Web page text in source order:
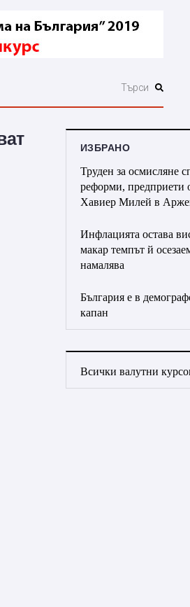
ИЗБРАНО
Труден за осмисляне
реформи, предприети
Хавиер Милей в
Инфлацията остава
макар темпът й
намалява
България е в
капан
Всички валутни